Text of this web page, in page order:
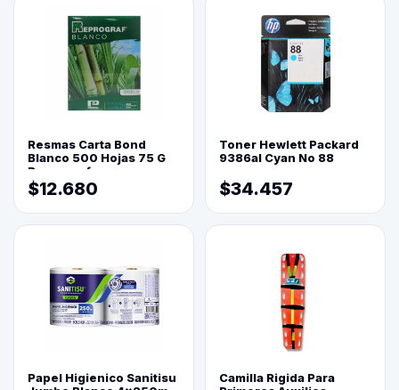
Resmas Carta Bond
Blanco 500 Hojas 75 G
Reprograf.
$12.680
Toner Hewlett Packard
9386al Cyan No 88
$34.457
Papel Higienico Sanitisu
Camilla Rigida Para